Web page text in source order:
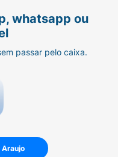
whatsapp ou
passar pelo caixa.